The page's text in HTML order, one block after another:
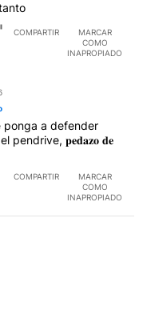
COMPARTIR
MARCAR
COMO
INAPROPIADO
ponga a defender
pendrive, 𝐩𝐞𝐝𝐚𝐳𝐨 𝐝𝐞
COMPARTIR
MARCAR
COMO
INAPROPIADO